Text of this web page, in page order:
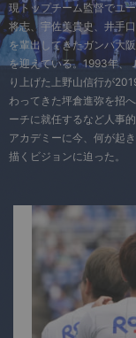
現トップチーム監督でユ
将志、宇佐美貴史、井手
を輩出してきたガンバ大
を迎えている。1993年、
り上げた上野山信行が
わってきた坪倉進弥を招
ーチに就任するなど人事
アカデミーに今、何が起
描くビジョンに迫った。